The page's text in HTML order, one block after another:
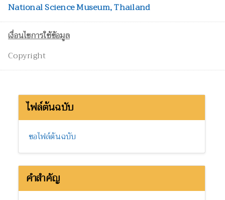
National Science Museum, Thailand
เงื่อนไขการใช้ข้อมูล
Copyright
ไฟล์ต้นฉบับ
ขอไฟล์ต้นฉบับ
คำสำคัญ